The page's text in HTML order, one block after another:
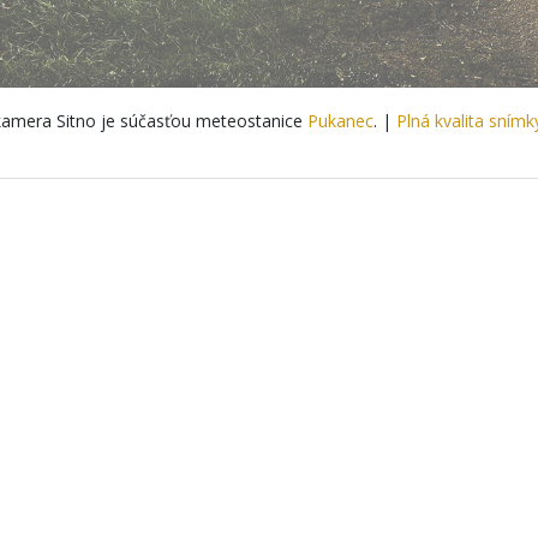
Sitno je súčasťou meteostanice Pukanec. | Plná kvalita